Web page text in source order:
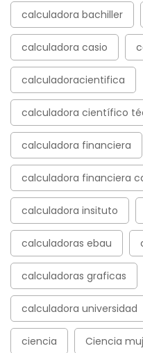
calculadora bachiller
calculadora casio
calculadoracientifica
calculadora científico
calculadora financiera
calculadora financiera
calculadora insituto
calculadoras ebau
calculadoras graficas
calculadora universidad
ciencia Ciencia